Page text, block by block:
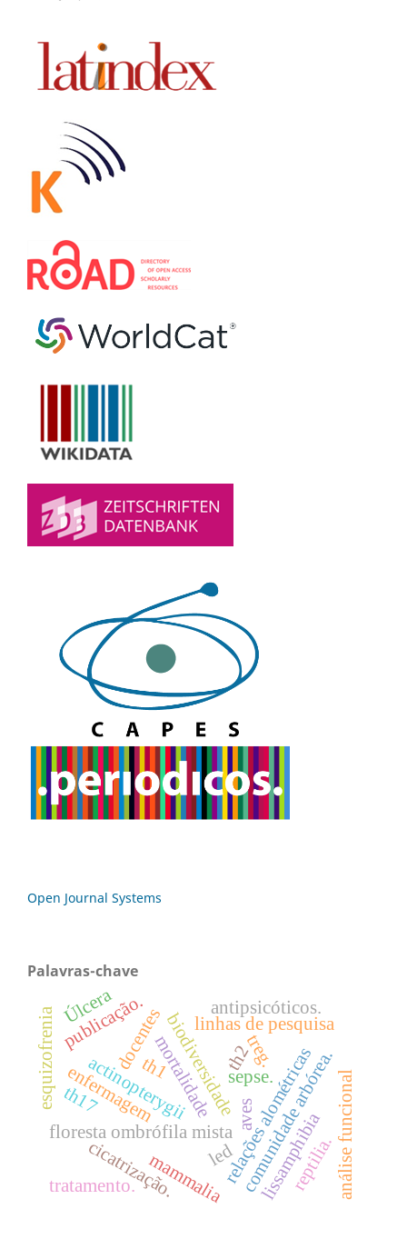
Open Journal Systems
Palavras-chave
relações alométricas
floresta ombrófila mista comunidade arbórea.
actinopterygii aves
biodiversidade
lissamphibia
mammalia reptilia.
enfermagem
docentes linhas de pesquisa
publicação.
Úlcera
led
cicatrização. análise funcional
esquizofrenia antipsicóticos.
tratamento.
mortalidade sepse.
th1 th2
th17
treg.